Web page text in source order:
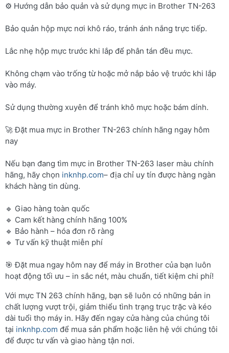
⚙️ Hướng dẫn bảo quản và sử dụng mực in Brother TN-263
Bảo quản hộp mực nơi khô ráo, tránh ánh nắng trực tiếp.
Lắc nhẹ hộp mực trước khi lắp để phân tán đều mực.
Không chạm vào trống từ hoặc mở nắp bảo vệ trước khi lắp
vào máy.
Sử dụng thường xuyên để tránh khô mực hoặc bám dính.
🚀 Đặt mua mực in Brother TN-263 chính hãng ngay hôm
nay
Nếu bạn đang tìm mực in Brother TN-263 laser màu chính
hãng, hãy chọn inknhp.com– địa chỉ uy tín được hàng ngàn
khách hàng tin dùng.
🔹 Giao hàng toàn quốc
🔹 Cam kết hàng chính hãng 100%
🔹 Bảo hành – hóa đơn rõ ràng
🔹 Tư vấn kỹ thuật miễn phí
🎯 Đặt mua ngay hôm nay để máy in Brother của bạn luôn
hoạt động tối ưu – in sắc nét, màu chuẩn, tiết kiệm chi phí!
Với mực TN 263 chính hãng, bạn sẽ luôn có những bản in
chất lượng vượt trội, giảm thiểu tình trạng trục trặc và kéo
dài tuổi thọ máy in. Hãy đến ngay cửa hàng của chúng tôi
tại inknhp.com để mua sản phẩm hoặc liên hệ với chúng tôi
để được tư vấn và giao hàng tận nơi.